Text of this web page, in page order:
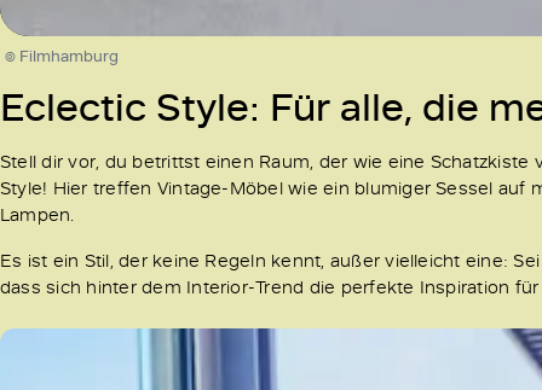
© Filmhamburg
Eclectic Style: Für alle, die
Stell dir vor, du betrittst einen Raum, der wie eine
Style! Hier treffen Vintage-Möbel wie ein blumiger Sessel
Lampen.
Es ist ein Stil, der keine Regeln kennt, außer vielleicht eine:
dass sich hinter dem Interior-Trend die perfekte Inspiration